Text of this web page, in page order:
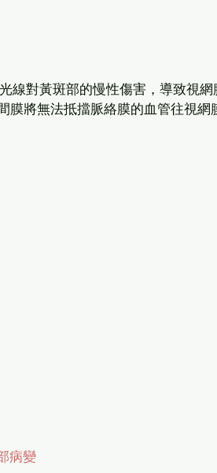
膜將無法抵擋脈絡膜的血管往視網
病變